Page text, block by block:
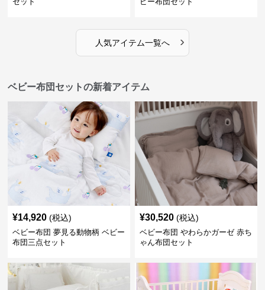
人気アイテム一覧へ ›
ベビー布団セットの新着アイテム
¥14,920 (税込)
ベビー布団 夢見る動物柄 ベビー
布団三点セット
¥30,520 (税込)
ベビー布団 やわらかガーゼ 赤ち
ゃん布団セット